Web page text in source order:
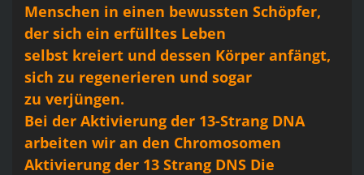
Menschen in einen bewussten Schöpfer,
der sich ein erfülltes Leben
selbst kreiert und dessen Körper anfängt,
sich zu regenerieren und sogar
zu verjüngen.
Bei der Aktivierung der 13-Strang DNA
arbeiten wir an den Chromosomen
Aktivierung der 13 Strang DNS Die